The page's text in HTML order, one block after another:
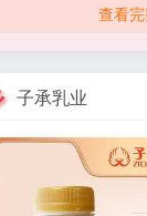
查看
子承乳业